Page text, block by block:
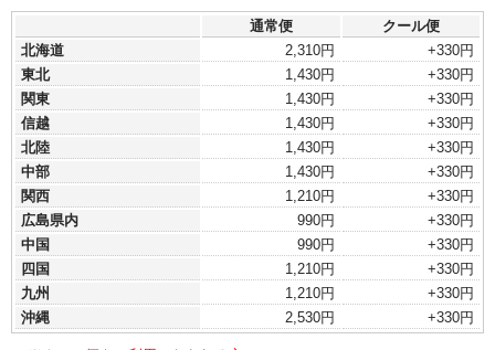
通常便
クール便
北海道
2,310円
+330円
東北
1,430円
+330円
関東
1,430円
+330円
信越
1,430円
+330円
北陸
1,430円
+330円
中部
1,430円
+330円
関西
1,210円
+330円
広島県内
990円
+330円
中国
990円
+330円
四国
1,210円
+330円
九州
1,210円
+330円
沖縄
2,530円 +330円